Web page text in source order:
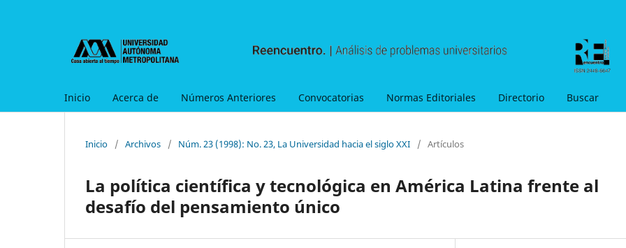
Inicio Acerca de Números Anteriores Convocatorias Normas Editoriales Directorio Buscar
Inicio / Archivos / Núm. 23 (1998): No. 23, La Universidad hacia el siglo XXI / Artículos
La política científica y tecnológica en América Latina frente al
desafío del pensamiento único